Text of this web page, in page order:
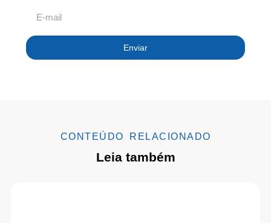
Enviar
CONTEÚDO RELACIONADO
Leia também